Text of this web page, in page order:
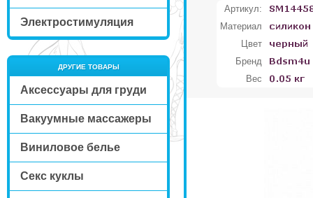
Электростимуляция
ДРУГИЕ ТОВАРЫ
Аксессуары для груди
Вакуумные массажеры
Виниловое белье
Секс куклы
Артикул:
Материал
Цвет
Бренд
Вес